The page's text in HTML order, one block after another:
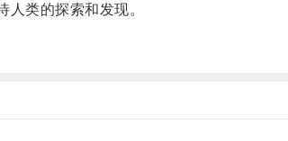
类的探索和发现。